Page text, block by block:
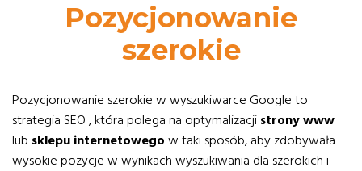
Pozycjonowanie
szerokie
Pozycjonowanie szerokie w wyszukiwarce Google to
strategia SEO , która polega na optymalizacji strony www
lub sklepu internetowego w taki sposób, aby zdobywała
wysokie pozycje w wynikach wyszukiwania dla szerokich i